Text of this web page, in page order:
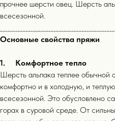
прочнее шерсти овец. Шерсть
всесезонной.
Основные свойства пряжи
1. Комфортное тепло
Шерсть альпака теплее обычной
комфортно и в холодную, и
всесезонной. Это обусловлено
горах в суровой среде. От